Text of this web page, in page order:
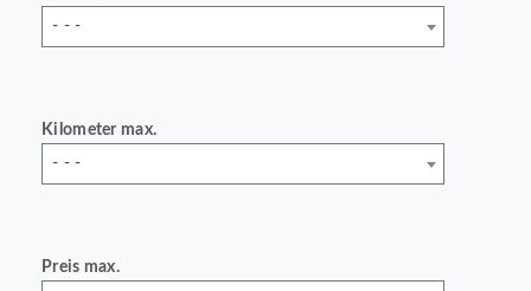
- - -
Kilometer max.
- - -
Preis max.